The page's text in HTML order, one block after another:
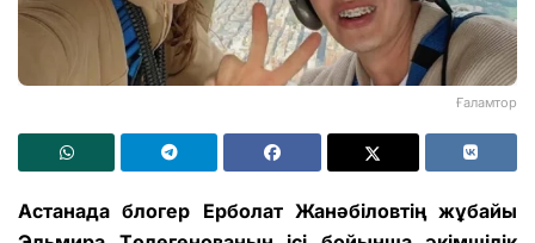
Ғаламтор
Астанада блогер Ерболат Жанәбіловтің жұбайы